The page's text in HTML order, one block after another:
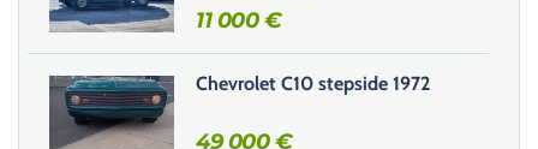
11 000€
Chevrolet C10 stepside 1972
49 000€